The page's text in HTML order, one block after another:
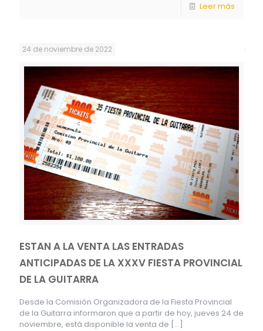
Leer más
24 de noviembre de 2022
ESTAN A LA VENTA LAS ENTRADAS
ANTICIPADAS DE LA XXXV FIESTA PROVINCIAL
DE LA GUITARRA
Desde la Comisión Organizadora de la Fiesta Provincial
de la Guitarra informaron que a partir de hoy, jueves 24 de
noviembre, está disponible la venta de […]